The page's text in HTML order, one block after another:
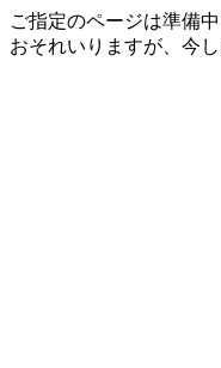
ご指定のページは準備中
おそれいりますが、今